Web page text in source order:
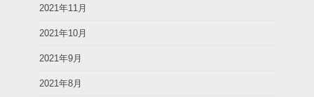
2021年11月
2021年10月
2021年9月
2021年8月